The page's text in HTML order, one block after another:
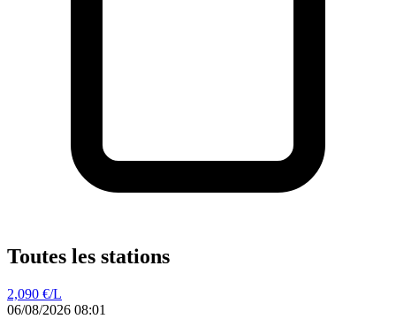
Toutes les stations
2,090 €/L
06/08/2026 08:01